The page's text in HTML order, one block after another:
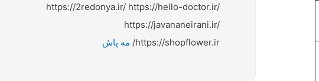
https://2redonya.ir/ https://hello-doctor.ir/
https://javananeirani.ir/
https://shopflower.ir/ مه پاش